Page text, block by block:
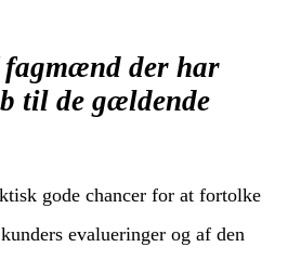
fagmænd der har
til de gældende
gode chancer for at fortolke
evalueringer og af den